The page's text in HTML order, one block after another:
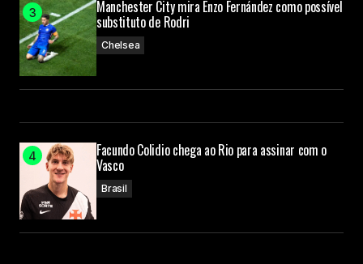
Manchester City mira Enzo Fernández como possível
substituto de Rodri
Chelsea
Facundo Colidio chega ao Rio para assinar com o
Vasco
Brasil